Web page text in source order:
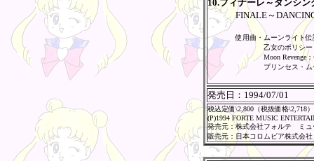
10.フィナーレ～ダンシ
FINALE～
使用曲・ムーンライト
乙女のポリシ
Moon Revenge
プリンセス・
発売日： 1994/07/01
税込定価\2,800（税抜価格\2,718）
(P)1994 FORTE MUSIC
発売元：株式会社フォルテ ミュ
販売元：日本コロムビア株式会社